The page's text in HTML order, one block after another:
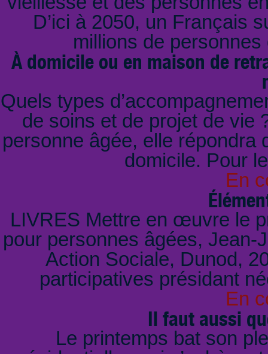
D’ici à 2050, un Français
millions de
À domicile ou en maison de
Quels types
de soins et de projet de vie
personne âgée, elle répondra
domicile. Pour
En
LIVRES Mettre en œuvre le
pour personnes âgées, Jean-
Action Sociale, Dunod,
participatives présidant
En
Il faut aussi
Le printemps bat son